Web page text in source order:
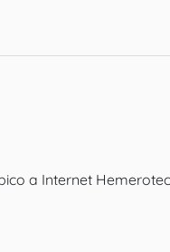
a Internet